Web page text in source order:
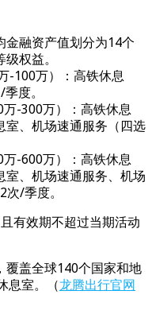
金融资产值划分为14个
权益。
-100万）：高铁休息
度。
-300万）：高铁休息
室、机场速通服务（四选
-600万）：高铁休息
室、机场速通服务、机场
/季度。
有效期不超过当期活动
覆盖全球140个国家和地
息室。（龙腾出行官网